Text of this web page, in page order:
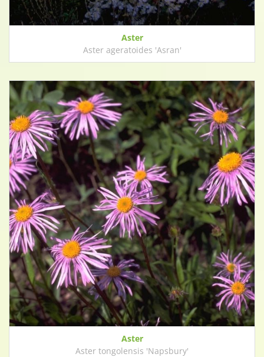
Aster
Aster ageratoides 'Asran'
Aster
Aster tongolensis 'Napsbury'